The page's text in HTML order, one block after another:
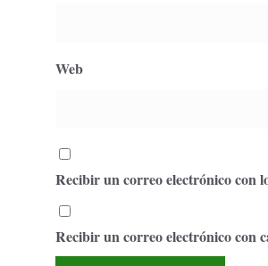
Web
Recibir un correo electrónico con
Recibir un correo electrónico con